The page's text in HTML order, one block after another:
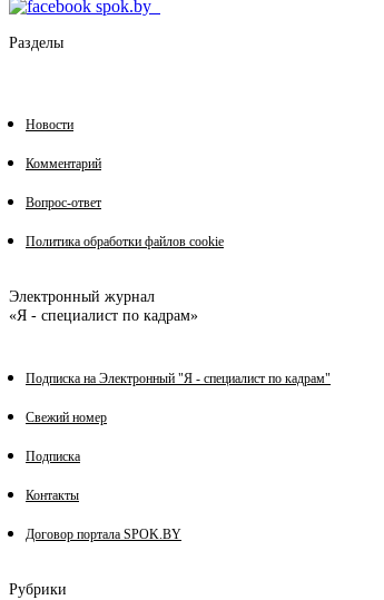
Разделы
Новости
Комментарий
Вопрос-ответ
Политика обработки файлов cookie
Электронный журнал
«Я - специалист по кадрам»
Подписка на Электронный "Я - специалист по кадрам"
Свежий номер
Подписка
Контакты
Договор портала SPOK.BY
Рубрики